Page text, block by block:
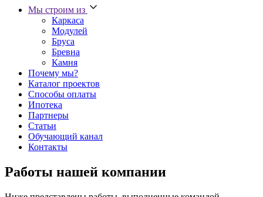
Мы строим из
Каркаса
Модулей
Бруса
Бревна
Камня
Почему мы?
Каталог проектов
Способы оплаты
Ипотека
Партнеры
Статьи
Обучающий канал
Контакты
Работы нашей компании